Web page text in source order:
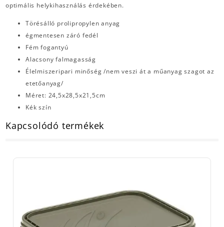
optimális helykihasználás érdekében.
Törésálló prolipropylen anyag
égmentesen záró fedél
Fém fogantyú
Alacsony falmagasság
Élelmiszeripari minőség /nem veszi át a műanyag szagot az
etetőanyag/
Méret: 24,5x28,5x21,5cm
Kék szín
Kapcsolódó termékek